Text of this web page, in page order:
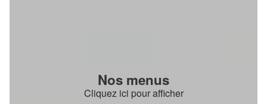
Nos menus
Cliquez ici pour afficher